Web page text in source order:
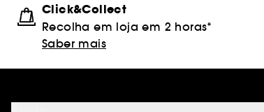
Click&Collect
Recolha em loja em 2 horas*
Saber mais